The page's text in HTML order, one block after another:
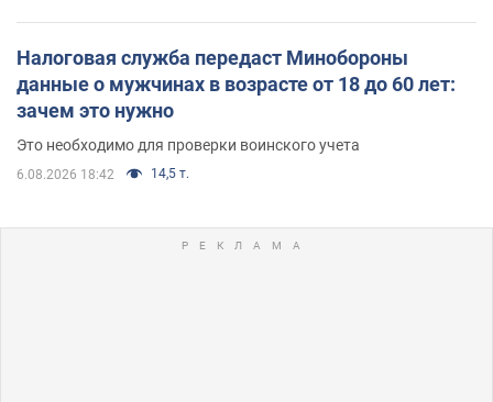
Налоговая служба передаст Минобороны
данные о мужчинах в возрасте от 18 до 60 лет:
зачем это нужно
Это необходимо для проверки воинского учета
6.08.2026 18:42 14,5 т.